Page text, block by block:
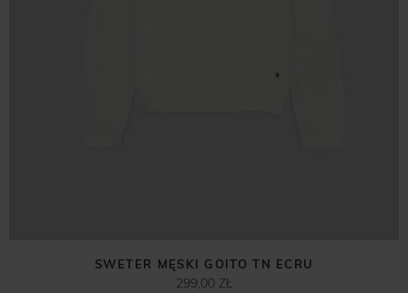
SWETER MĘSKI GOITO TN ECRU
299,00 ZŁ